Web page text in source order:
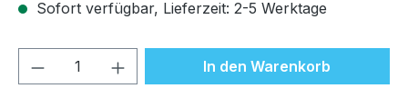
Sofort verfügbar, Lieferzeit: 2-5 Werktage
Produkt Anzahl: Gib denIn den Warenkorb